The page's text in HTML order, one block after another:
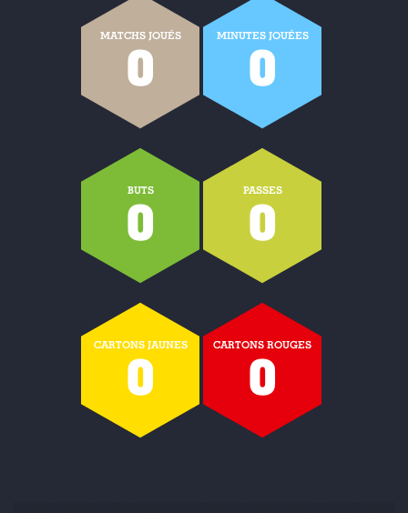
MATCHS JOUÉS
0
MINUTES JOUÉES
0
BUTS
0
PASSES
0
CARTONS JAUNES
0
CARTONS ROUGES
0